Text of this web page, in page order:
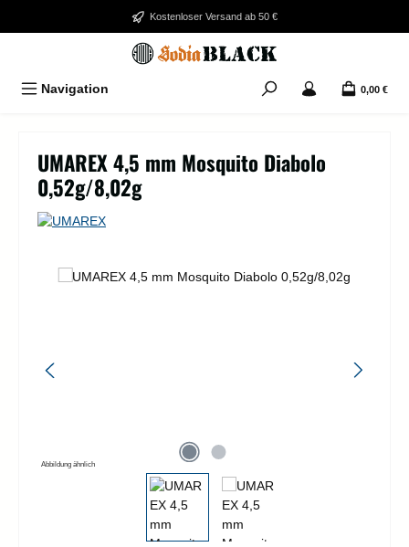
Zum Hauptinhalt springenKostenloser Versand ab 50 €
Navigation 0,00 €
UMAREX 4,5 mm Mosquito Diabolo
0,52g/8,02g
Bildergalerie überspringen
Abbildung ähnlich